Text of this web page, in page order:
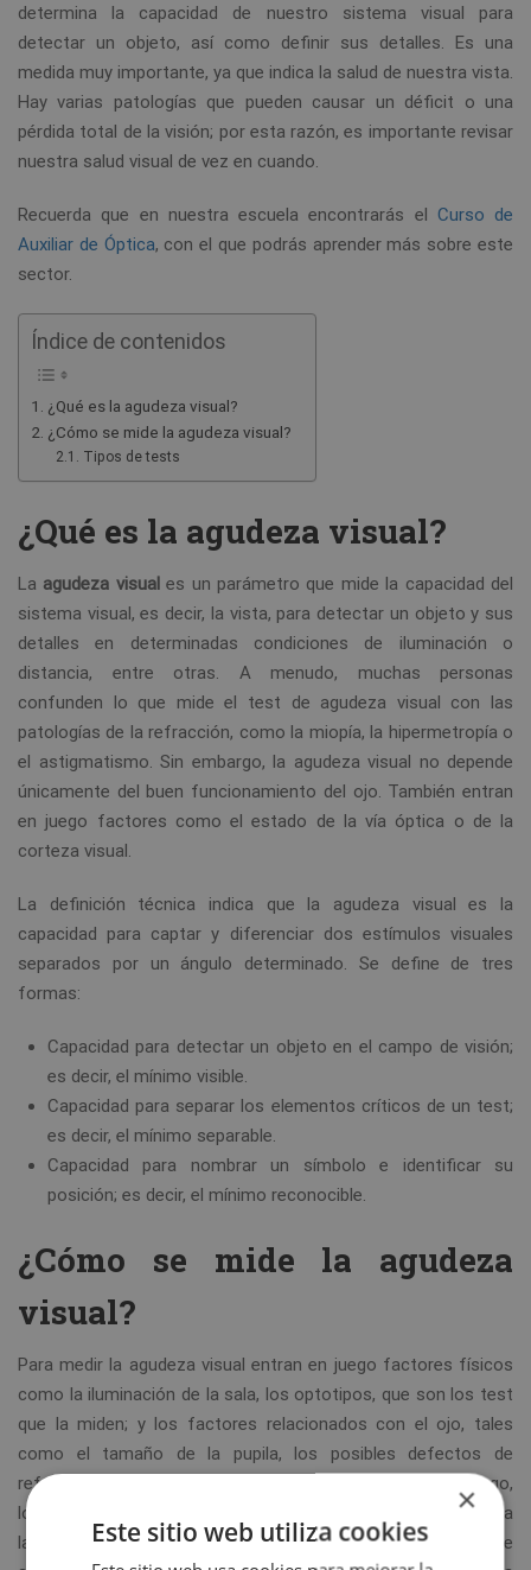
determina la capacidad de nuestro sistema visual para
detectar un objeto, así como definir sus detalles. Es una
medida muy importante, ya que indica la salud de nuestra vista.
Hay varias patologías que pueden causar un déficit o una
pérdida total de la visión; por esta razón, es importante revisar
nuestra salud visual de vez en cuando.
Recuerda que en nuestra escuela encontrarás el Curso de
Auxiliar de Óptica, con el que podrás aprender más sobre este
sector.
Índice de contenidos
¿Qué es la agudeza visual?
¿Cómo se mide la agudeza visual?
Tipos de tests
¿Qué es la agudeza visual?
La agudeza visuales un parámetro que mide la capacidad del
sistema visual, es decir, la vista, para detectar un objeto y sus
detalles en determinadas condiciones de iluminación o
distancia, entre otras. A menudo, muchas personas
confunden lo que mide el test de agudeza visual con las
patologías de la refracción, como la miopía, la hipermetropía o
el astigmatismo. Sin embargo, la agudeza visual no depende
únicamente del buen funcionamiento del ojo. También entran
en juego factores como el estado de la vía óptica o de la
corteza visual.
La definición técnica indica que la agudeza visual es la
capacidad para captar y diferenciar dos estímulos visuales
separados por un ángulo determinado. Se define de tres
formas:
Capacidad para detectar un objeto en el campo de visión;
es decir, el mínimo visible.
Capacidad para separar los elementos críticos de un test;
es decir, el mínimo separable.
Capacidad para nombrar un símbolo e identificar su
posición; es decir, el mínimo reconocible.
¿Cómo se mide la agudeza
visual?
Para medir la agudeza visual entran en juego factores físicos
como la iluminación de la sala, los optotipos, que son los test
que la miden; y los factores relacionados con el ojo, tales
como el tamaño de la pupila, los posibles defectos de
refracción y otras patologías del sistema óptico. Sin embargo,
los defectos de refracción son la principal causa que provoca
la disminución de la agudeza visual. En algunos casos, aunque
×
Este sitio web utiliza cookies